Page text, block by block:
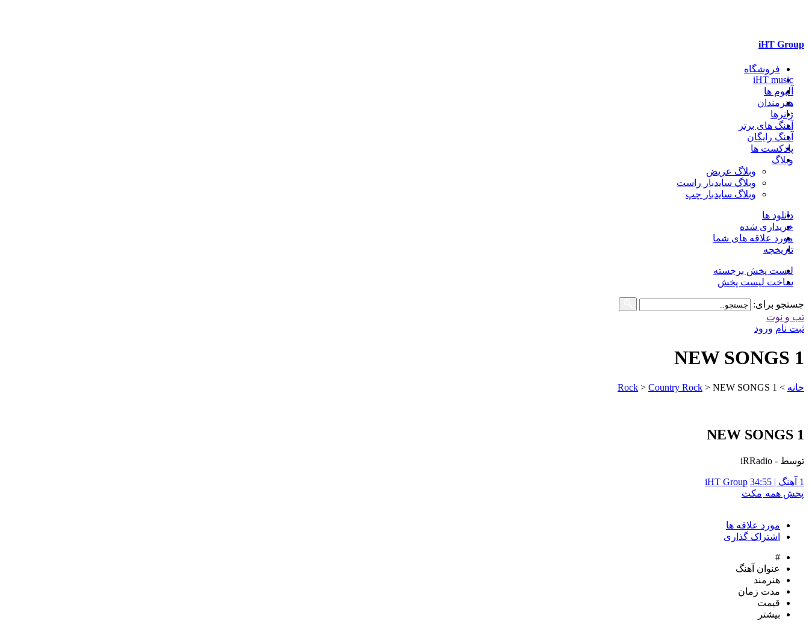
iHT Group
فروشگاه
iHT music
آلبوم ها
هنرمندان
ژانرها
آهنگ های برتر
آهنگ رایگان
پادکست ها
وبلاگ
وبلاگ عریض
وبلاگ سایدبار راست
وبلاگ سایدبار چپ
دانلود ها
خریداری شده
مورد علاقه های شما
تاریخچه
لیست پخش برجسته
ساخت لیست پخش
جستجو برای:
تب و نوت
ثبت نام ورود
NEW SONGS 1
خانه >
Rock > Country Rock > NEW SONGS 1
NEW SONGS 1
توسط - iRRadio
1 آهنگ | 34:55
iHT Group
پخش همه مکث
مورد علاقه ها
اشتراک گذاری
#
عنوان آهنگ
هنرمند
مدت زمان
قیمت
بیشتر